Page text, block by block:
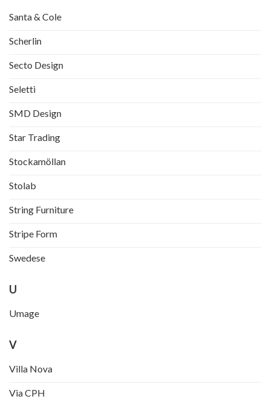
Santa & Cole
Scherlin
Secto Design
Seletti
SMD Design
Star Trading
Stockamöllan
Stolab
String Furniture
Stripe Form
Swedese
U
Umage
V
Villa Nova
Via CPH